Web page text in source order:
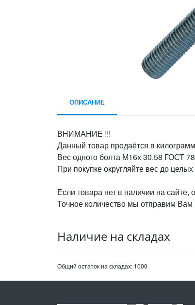
ОПИСАНИЕ
ВНИМАНИЕ !!!
Данный товар продаётся в
Вес одного болта М16х 30.58 ГОСТ
При покупке округляйте вес до
Если товара нет в наличии на сайте,
Точное количество мы отправим Вам
Наличие на складах
Общий остаток на складах: 1000